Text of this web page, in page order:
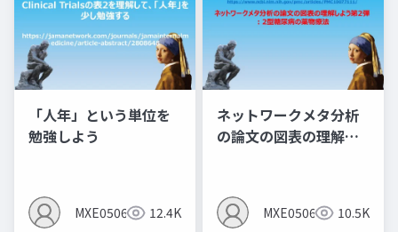
「人年」という単位を
勉強しよう
MXE05064 12.4K
ネットワークメタ分析
の論文の図表の理解し
MXE05064 10.5K